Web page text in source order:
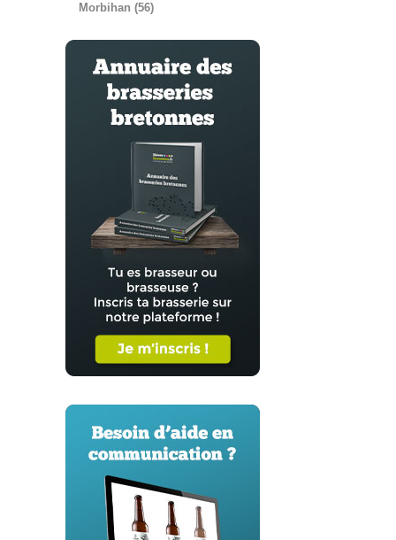
Morbihan (56)